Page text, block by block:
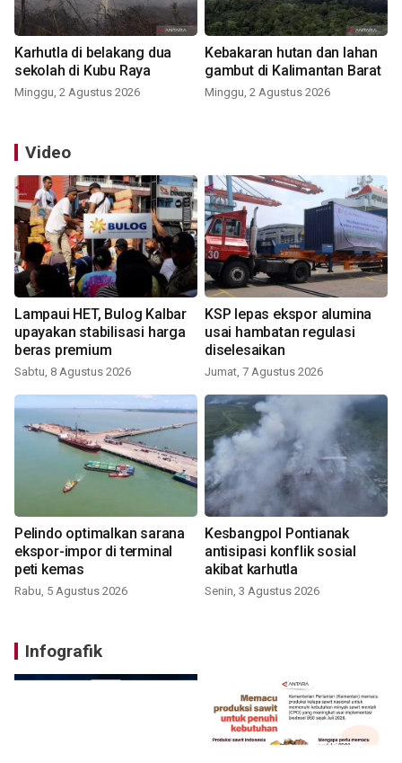
Karhutla di belakang dua
sekolah di Kubu Raya
Minggu, 2 Agustus 2026
Kebakaran hutan dan lahan
gambut di Kalimantan Barat
Minggu, 2 Agustus 2026
Video
Lampaui HET, Bulog Kalbar
upayakan stabilisasi harga
beras premium
Sabtu, 8 Agustus 2026
KSP lepas ekspor alumina
usai hambatan regulasi
diselesaikan
Jumat, 7 Agustus 2026
Pelindo optimalkan sarana
ekspor-impor di terminal
peti kemas
Rabu, 5 Agustus 2026
Kesbangpol Pontianak
antisipasi konflik sosial
akibat karhutla
Senin, 3 Agustus 2026
Infografik